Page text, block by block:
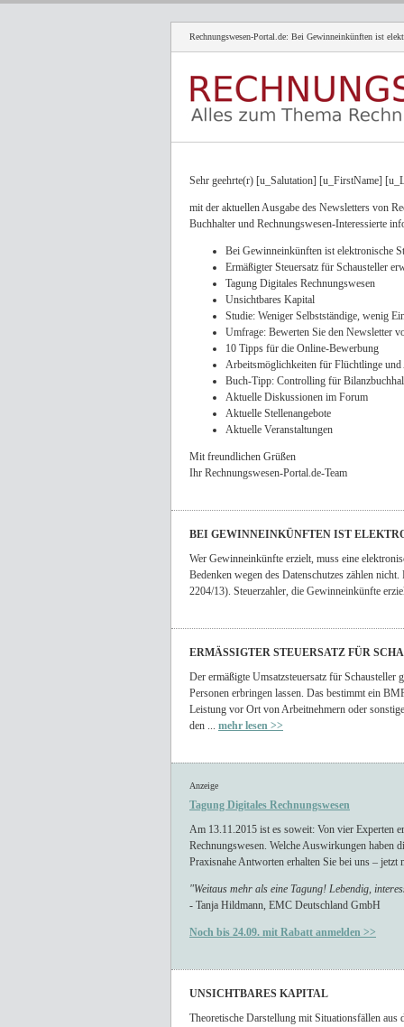
Rechnungswesen-Portal.de: Bei Gewinneinkünften ist
Sehr geehrte(r) [u_Salutation] [u_FirstName]
mit der aktuellen Ausgabe des Newsletters von
Buchhalter und Rechnungswesen-Interessierte
Bei Gewinneinkünften ist elektronische
Ermäßigter Steuersatz für Schausteller
Tagung Digitales Rechnungswesen
Unsichtbares Kapital
Studie: Weniger Selbstständige, wenig
Umfrage: Bewerten Sie den Newsletter
10 Tipps für die Online-Bewerbung
Arbeitsmöglichkeiten für Flüchtlinge
Buch-Tipp: Controlling für
Aktuelle Diskussionen im Forum
Aktuelle Stellenangebote
Aktuelle Veranstaltungen
Mit freundlichen Grüßen
Ihr Rechnungswesen-Portal.de-Team
BEI GEWINNEINKÜNFTEN IST
Wer Gewinneinkünfte erzielt, muss eine
Bedenken wegen des Datenschutzes zählen
2204/13). Steuerzahler, die Gewinneinkünfte
ERMÄSSIGTER STEUERSATZ FÜR
Der ermäßigte Umsatzsteuersatz für Schausteller
Personen erbringen lassen. Das bestimmt ein
Leistung vor Ort von Arbeitnehmern oder
den ... mehr lesen >>
Anzeige
Tagung Digitales Rechnungswesen
Am 13.11.2015 ist es soweit: Von vier Experten
Rechnungswesen. Welche Auswirkungen haben
Praxisnahe Antworten erhalten Sie bei uns – jetzt
"Weitaus mehr als eine Tagung! Lebendig,
- Tanja Hildmann, EMC Deutschland GmbH
Noch bis 24.09. mit Rabatt anmelden >>
UNSICHTBARES KAPITAL
Theoretische Darstellung mit Situationsfällen aus